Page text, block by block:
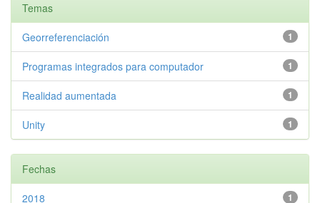
Temas
1
Georreferenciación
1
Programas integrados para computador
1
Realidad aumentada
1
Unity
Fechas
1
2018